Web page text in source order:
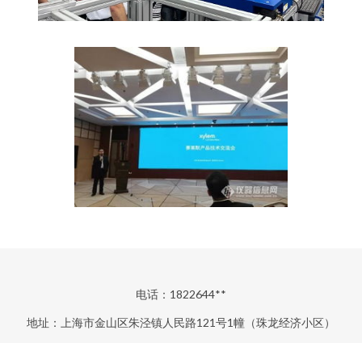
电话：1822644**
地址：上海市金山区朱泾镇人民路121号1幢（珠龙经济小区）